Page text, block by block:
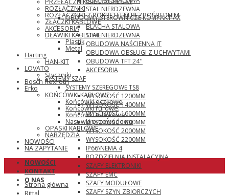
STAL NIERDZEWNA
OBUDOWY STEROWNICZE KOMPAKT AX
BLACHA STALOWA
STAL NIERDZEWNA
OBUDOWA NAŚCIENNA IT
OBUDOWA OBSŁUGI Z UCHWYTAMI
OBUDOWA TFT 24''
AKCESORIA
SYSTEMY SZAF
SYSTEMY SZEREGOWE TS8
WYSOKOŚĆ 1200MM
WYSOKOŚĆ 1400MM
WYSOKOŚĆ 1600MM
WYSOKOŚĆ 1800MM
WYSOKOŚĆ 2000MM
WYSOKOŚĆ 2200MM
IP66\NEMA 4
ROZDZIELNIA INSTALACYJNA
SZAFY ELEKTRONIKI
SZAFY EMC
SZAFY MODUŁOWE
SZAFY SZYN ZBIORCZYCH
PRZEŁĄCZNIK SIEĆ\AGREGAT
ROZŁĄCZNIKI
ROZŁĄCZNIKI Z POKRĘTŁEM BEZPOŚREDNIM
ZŁĄCZKI KABLOWE
AKCESORIA
DŁAWIKI KABLOWE
Plastik
Metal
Harting
HAN-KIT
LOVATO
Styczniki
Bosch Rexroth
Erko
KOŃCÓWKI KABLOWE
Końcówki oczkowe
Końcówki rurowe
Końcówki tulejkowe
Nasuwki przewodowe
OPASKI KABLOWE
NARZĘDZIA
NOWOŚCI
NA ZAPYTANIE
NOWOŚCI
KONTAKT
O NAS
Strona główna
Rittal